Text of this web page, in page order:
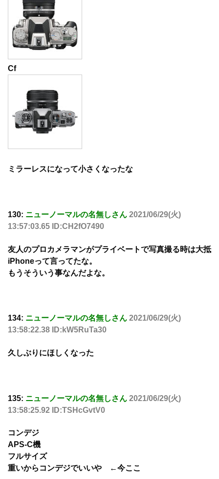
Cf
ミラーレスになって小さくなったな
130: ニューノーマルの名無しさん 2021/06/29(火)
13:57:03.65 ID:CH2fO7490
友人のプロカメラマンがプライベートで写真撮る時は大抵
iPhoneって言ってたな。
もうそういう事なんだよな。
134: ニューノーマルの名無しさん 2021/06/29(火)
13:58:22.38 ID:kW5RuTa30
久しぶりにほしくなった
135: ニューノーマルの名無しさん 2021/06/29(火)
13:58:25.92 ID:TSHcGvtV0
コンデジ
APS-C機
フルサイズ
重いからコンデジでいいや ←今ここ